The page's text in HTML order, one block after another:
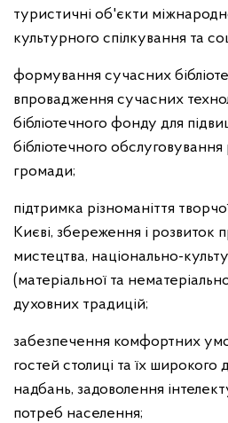
туристичні об'єкти
культурного спілкування та
формування сучасних
впровадження сучасних
бібліотечного фонду для
бібліотечного
громади;
підтримка різноманіття
Києві, збереження і розвиток
мистецтва, національно-
(матеріальної та
духовних традицій;
забезпечення комфортних
гостей столиці та їх
надбань, задоволення
потреб населення;